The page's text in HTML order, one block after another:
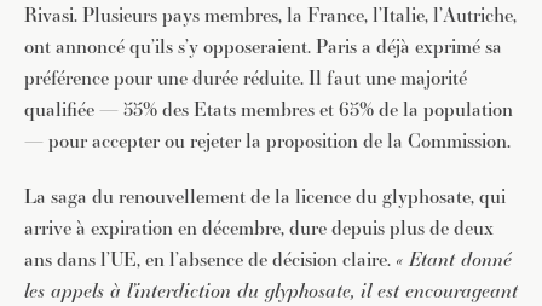
Rivasi. Plusieurs pays membres, la France, l’Italie, l’Autriche,
ont annoncé qu’ils s’y opposeraient. Paris a déjà exprimé sa
préférence pour une durée réduite. Il faut une majorité
qualifiée — 55% des Etats membres et 65% de la population
— pour accepter ou rejeter la proposition de la Commission.
La saga du renouvellement de la licence du glyphosate, qui
arrive à expiration en décembre, dure depuis plus de deux
ans dans l’UE, en l’absence de décision claire. « Etant donné
les appels à l’interdiction du glyphosate, il est encourageant